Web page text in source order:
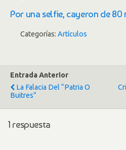
Por una selfie, cayeron de
Categorías: Artículos
Entrada Anterior
La Falacia Del “Patria O
Buitres”
1 respuesta